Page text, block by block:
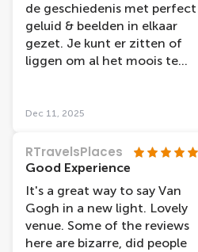
de geschiedenis met perfect
geluid & beelden in elkaar
gezet. Je kunt er zitten of
liggen om al het moois te
Dec 11, 2025
RTravelsPlaces
Good Experience
It's a great way to say Van
Gogh in a new light. Lovely
venue. Some of the reviews
here are bizarre, did people